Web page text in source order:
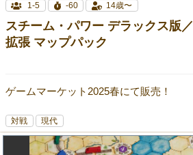
1-5
-60 14歳〜
スチーム・パワー デラックス版
拡張 マップパック
ゲームマーケット2025春にて販売！
対戦 現代